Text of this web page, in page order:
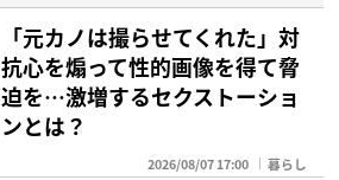
「元カノは撮らせてくれた」対
抗心を煽って性的画像を得て脅
迫を…激増するセクストーショ
ンとは？
2026/08/07 17:00 暮らし